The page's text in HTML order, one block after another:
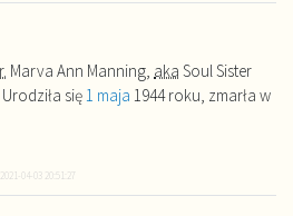
Marva Ann Manning, aka Soul Sister
się1 maja 1944 roku, zmarła w
2021-04-03 20:51:27